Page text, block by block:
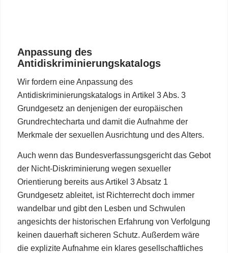
Anpassung des
Antidiskriminierungskatalogs
Wir fordern eine Anpassung des
Antidiskriminierungskatalogs in Artikel 3 Abs. 3
Grundgesetz an denjenigen der europäischen
Grundrechtecharta und damit die Aufnahme der
Merkmale der sexuellen Ausrichtung und des Alters.
Auch wenn das Bundesverfassungsgericht das Gebot
der Nicht-Diskriminierung wegen sexueller
Orientierung bereits aus Artikel 3 Absatz 1
Grundgesetz ableitet, ist Richterrecht doch immer
wandelbar und gibt den Lesben und Schwulen
angesichts der historischen Erfahrung von Verfolgung
keinen dauerhaft sicheren Schutz. Außerdem wäre
die explizite Aufnahme ein klares gesellschaftliches